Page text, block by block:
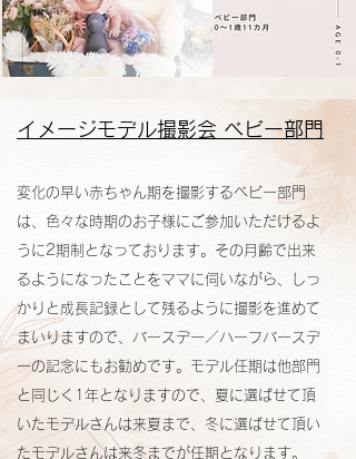
イメージモデル撮影会 ベビー部門
変化の早い赤ちゃん期を撮影するベビー部門
は、色々な時期のお子様にご参加いただけるよ
うに2期制となっております。 その月齢で出来
るようになったことをママに伺いながら、しっ
かりと成長記録として残るように撮影を進めて
まいりますので、バースデー／ハーフバースデ
ーの記念にもお勧めです。 モデル任期は他部門
と同じく1年となりますので、夏に選ばせて頂
いたモデルさんは来夏まで、冬に選ばせて頂い
たモデルさんは来冬までが任期となります。